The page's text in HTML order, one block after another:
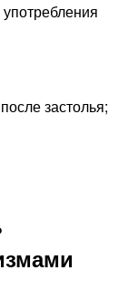
застолья;